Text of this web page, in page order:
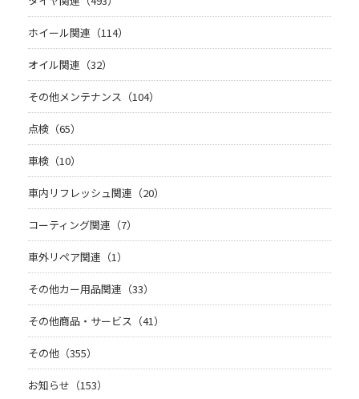
ホイール関連（114）
オイル関連（32）
その他メンテナンス（104）
点検（65）
車検（10）
車内リフレッシュ関連（20）
コーティング関連（7）
車外リペア関連（1）
その他カー用品関連（33）
その他商品・サービス（41）
その他（355）
お知らせ（153）